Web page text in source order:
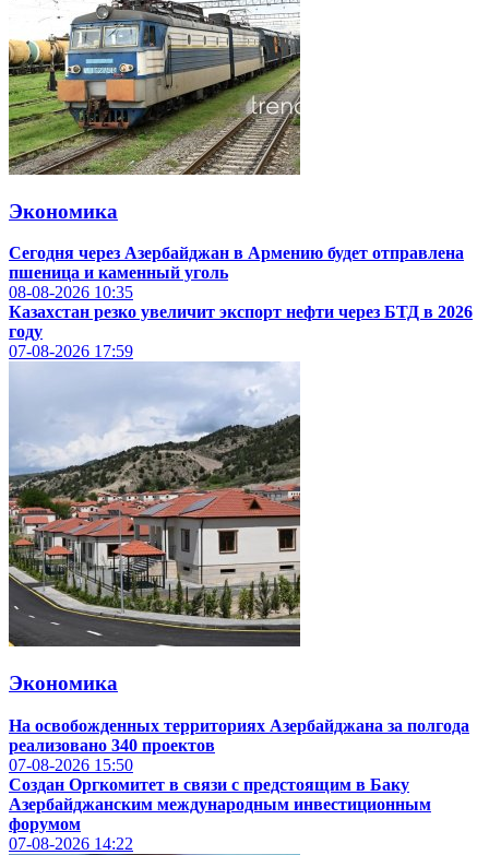
Экономика
Сегодня через Азербайджан в Армению будет отправлена
пшеница и каменный уголь
08-08-2026 10:35
Казахстан резко увеличит экспорт нефти через БТД в 2026
году
07-08-2026 17:59
Экономика
На освобожденных территориях Азербайджана за полгода
реализовано 340 проектов
07-08-2026 15:50
Создан Оргкомитет в связи с предстоящим в Баку
Азербайджанским международным инвестиционным
форумом
07-08-2026 14:22